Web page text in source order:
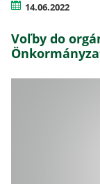
14.06.2022
Voľby do